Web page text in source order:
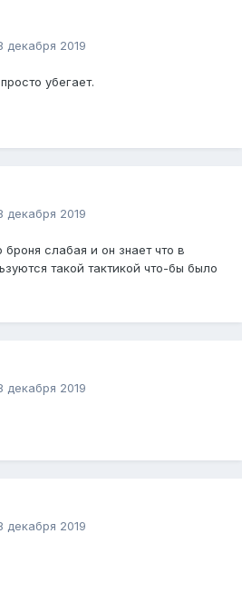
декабря 2019
убегает.
декабря 2019
слабая и он знает что в
такой тактикой что-бы было
декабря 2019
декабря 2019